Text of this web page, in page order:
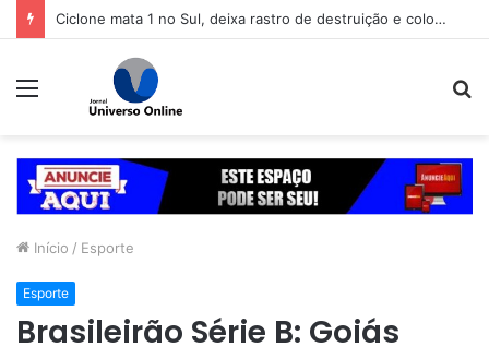
Ciclone mata 1 no Sul, deixa rastro de destruição e coloca 11 estados em alerta
Menu
Início / Esporte
Esporte
Brasileirão Série B: Goiás